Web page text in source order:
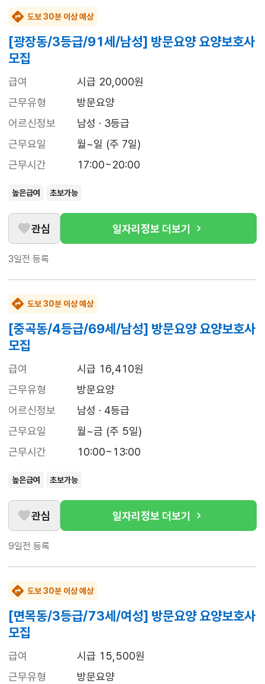
도보 30분 이상 예상
[광장동/3등급/91세/남성] 방문요양 요양보호사
모집
급여
시급 20,000원
근무유형
방문요양
어르신정보
남성 · 3등급
근무요일
월~일 (주 7일)
근무시간
17:00~20:00
높은급여 초보가능
관심 일자리정보 더보기
3일전 등록
도보 30분 이상 예상
[중곡동/4등급/69세/남성] 방문요양 요양보호사
모집
급여
시급 16,410원
근무유형
방문요양
어르신정보
남성 · 4등급
근무요일
월~금 (주 5일)
근무시간
10:00~13:00
높은급여 초보가능
관심 일자리정보 더보기
9일전 등록
도보 30분 이상 예상
[면목동/3등급/73세/여성] 방문요양 요양보호사
모집
급여
시급 15,500원
근무유형
방문요양